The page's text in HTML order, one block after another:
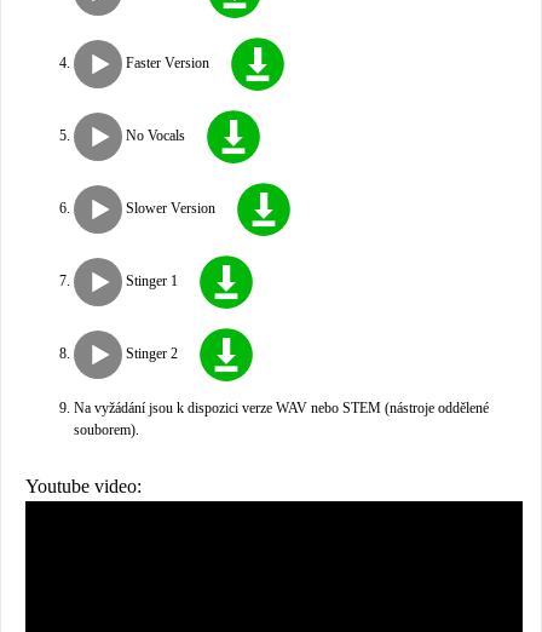
Faster Version
No Vocals
Slower Version
Stinger 1
Stinger 2
Na vyžádání jsou k dispozici verze WAV nebo STEM (nástroje oddělené
souborem).
Youtube video: